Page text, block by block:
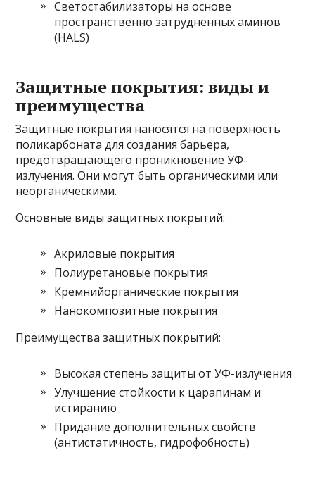
Светостабилизаторы на основе
пространственно затрудненных аминов
(HALS)
Защитные покрытия: виды и
преимущества
Защитные покрытия наносятся на поверхность
поликарбоната для создания барьера,
предотвращающего проникновение УФ-
излучения. Они могут быть органическими или
неорганическими.
Основные виды защитных покрытий:
Акриловые покрытия
Полиуретановые покрытия
Кремнийорганические покрытия
Нанокомпозитные покрытия
Преимущества защитных покрытий:
Высокая степень защиты от УФ-излучения
Улучшение стойкости к царапинам и
истиранию
Придание дополнительных свойств
(антистатичность, гидрофобность)